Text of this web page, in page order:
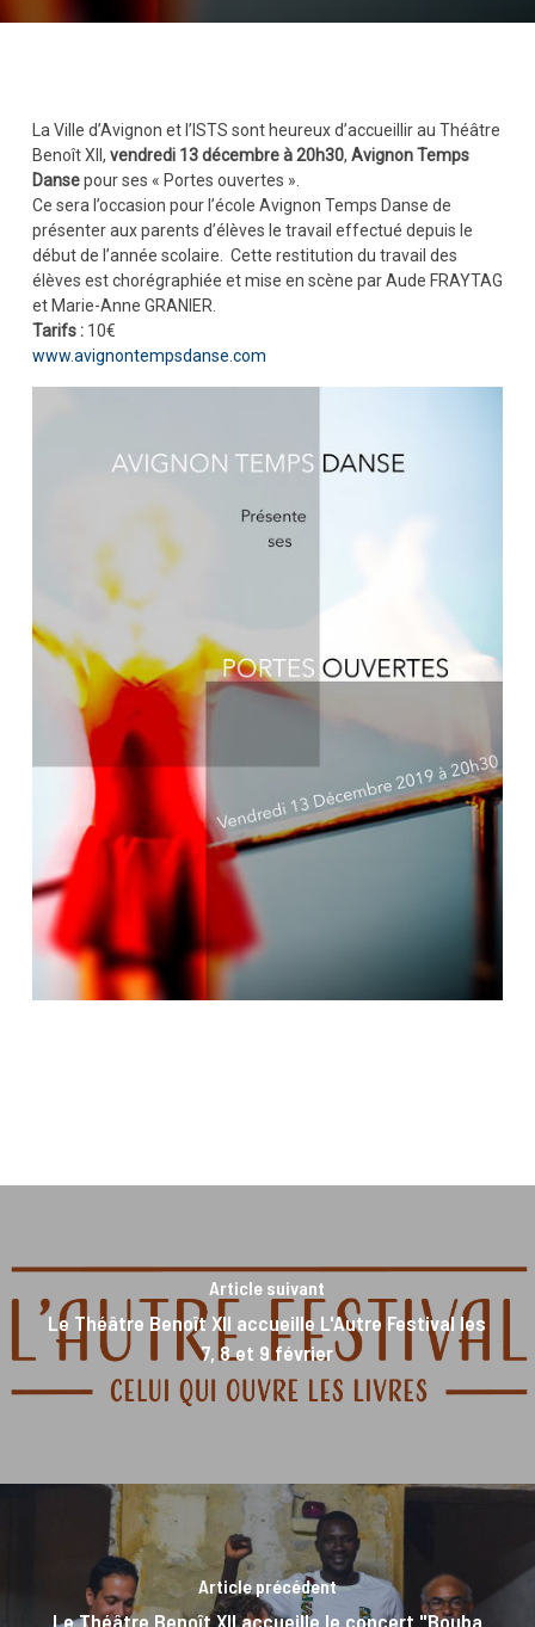
La Ville d’Avignon et l’ISTS sont heureux d’accueillir au Théâtre
Benoît XII, vendredi 13 décembre à 20h30, Avignon Temps
Dansepour ses « Portes ouvertes ».
Ce sera l’occasion pour l’école Avignon Temps Danse de
présenter aux parents d’élèves le travail effectué depuis le
début de l’année scolaire. Cette restitution du travail des
élèves est chorégraphiée et mise en scène par Aude FRAYTAG
et Marie-Anne GRANIER.
Tarifs :10€
www.avignontempsdanse.com
Article suivant
Le Théâtre Benoît XII accueille L'Autre Festival les
7, 8 et 9 février
Article précédent
Le Théâtre Benoît XII accueille le concert "Bouba